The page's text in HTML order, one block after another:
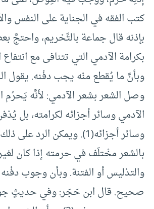
كتب الفقه في الجناية على النفس
بإذنه قال جماعة بالتَّحْريم، واحتجَّ
بكرامة الآدمي التي تتنافى مع انتفاع
وبأنَّ ما يُقطع منْه يجب دفْنه. يقول
وصل الشعر بشعر الآدمي: لأنَّه يَحرُم
الآدمي وسائر أجزائه لكرامته، بل
وسائر أجزائه(1). ويمكن
بالشعر مخْتلَف في حرمته إذا كان
والتدْليس أو الفتنة. وبأن وجوب
صحيح. قال ابن حَجَر: وفي حديثٍ